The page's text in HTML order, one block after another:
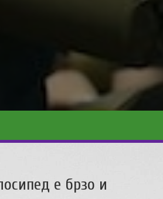
е брзо и